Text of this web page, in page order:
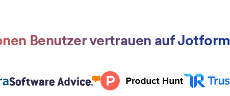
Benutzer vertrauen auf Jotform